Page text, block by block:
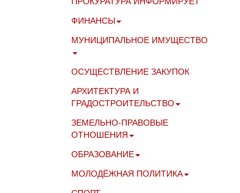
ФИНАНСЫ
МУНИЦИПАЛЬНОЕ ИМУЩЕСТВО
ОСУЩЕСТВЛЕНИЕ ЗАКУПОК
АРХИТЕКТУРА И
ГРАДОСТРОИТЕЛЬСТВО
ЗЕМЕЛЬНО-ПРАВОВЫЕ
ОТНОШЕНИЯ
ОБРАЗОВАНИЕ
МОЛОДЁЖНАЯ ПОЛИТИКА